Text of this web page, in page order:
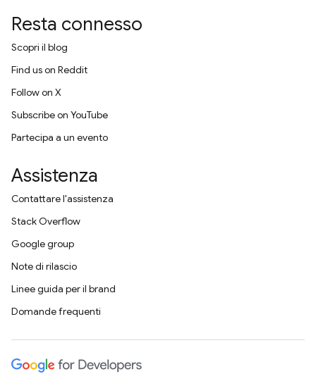
Resta connesso
Scopri il blog
Find us on Reddit
Follow on X
Subscribe on YouTube
Partecipa a un evento
Assistenza
Contattare l'assistenza
Stack Overflow
Google group
Note di rilascio
Linee guida per il brand
Domande frequenti